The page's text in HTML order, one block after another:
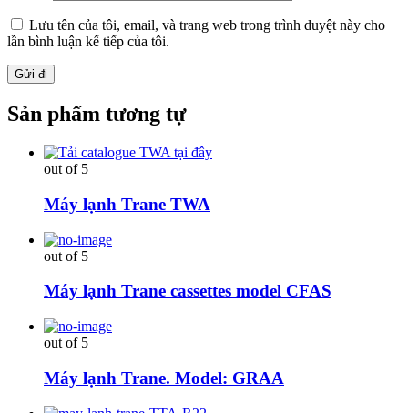
Lưu tên của tôi, email, và trang web trong trình duyệt này cho
lần bình luận kế tiếp của tôi.
Sản phẩm tương tự
out of 5
Máy lạnh Trane TWA
out of 5
Máy lạnh Trane cassettes model CFAS
out of 5
Máy lạnh Trane. Model: GRAA